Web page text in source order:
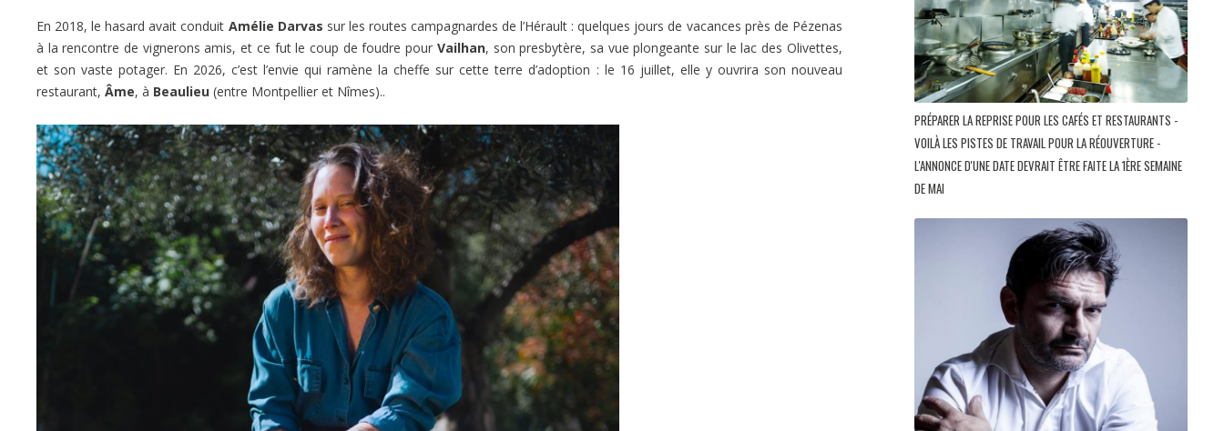
En 2018, le hasard avait conduit Amélie Darvas sur les routes campagnardes de l’Hérault : quelques jours de vacances près de Pézenas
à la rencontre de vignerons amis, et ce fut le coup de foudre pour Vailhan, son presbytère, sa vue plongeante sur le lac des Olivettes,
et son vaste potager. En 2026, c’est l’envie qui ramène la cheffe sur cette terre d’adoption : le 16 juillet, elle y ouvrira son nouveau
restaurant, Âme, à Beaulieu (entre Montpellier et Nîmes)..
PRÉPARER LA REPRISE POUR LES CAFÉS ET RESTAURANTS -
VOILÀ LES PISTES DE TRAVAIL POUR LA RÉOUVERTURE -
L'ANNONCE D'UNE DATE DEVRAIT ÊTRE FAITE LA 1ÈRE SEMAINE
DE MAI